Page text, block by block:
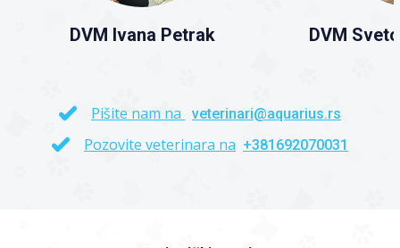
DVM Ivana Petrak DVM
Pišite nam na veterinari@aquarius.rs
Pozovite veterinara na +381692070031